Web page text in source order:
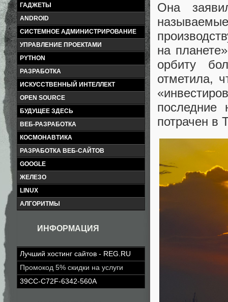
ГАДЖЕТЫ
ANDROID
СИСТЕМНОЕ АДМИНИСТРИРОВАНИЕ
УПРАВЛЕНИЕ ПРОЕКТАМИ
PYTHON
РАЗРАБОТКА
ИСКУССТВЕННЫЙ ИНТЕЛЛЕКТ
OPEN SOURCE
БУДУЩЕЕ ЗДЕСЬ
ВЕБ-РАЗРАБОТКА
КОСМОНАВТИКА
РАЗРАБОТКА ВЕБ-САЙТОВ
GOOGLE
ЖЕЛЕЗО
LINUX
АЛГОРИТМЫ
ИНФОРМАЦИЯ
Лучший хостинг сайтов - REG.RU
Промокод 5% скидки на услуги
39CC-C72F-6342-560A
Она
на
орбиту
отметила,
последние
потрачен в